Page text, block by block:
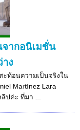
จากอนิเมชั่น
ง
ะท้อนความเป็นจริงใน
Martínez Lara
ปค่ะ ที่มา ...